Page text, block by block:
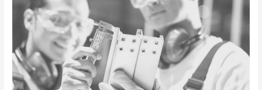
afecta
reforma
de
outsourcing
a
mi